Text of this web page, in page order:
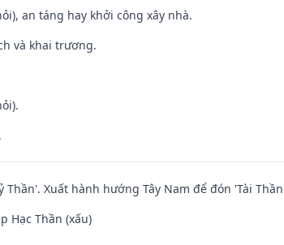
an táng hay khởi công xây nhà.
và khai trương.
Xuất hành hướng Tây Nam để đón 'Tài
Hạc Thần (xấu)